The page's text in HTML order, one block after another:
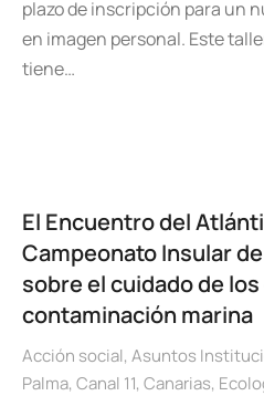
plazo de inscripción para un
en imagen personal. Este
tiene…
El Encuentro del
Campeonato Insular
sobre el cuidado de
contaminación marina
Acción social, Asuntos
Palma, Canal 11, Canarias,